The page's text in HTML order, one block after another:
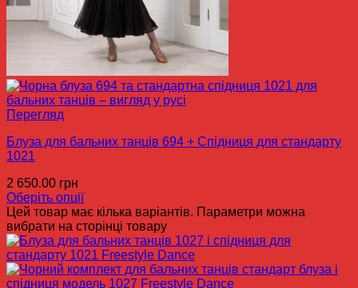
Перегляд
Блуза для бальних танців 694 + Спідниця для стандарту
1021
2 650.00 грн
Оберіть опції
Цей товар має кілька варіантів. Параметри можна
вибрати на сторінці товару